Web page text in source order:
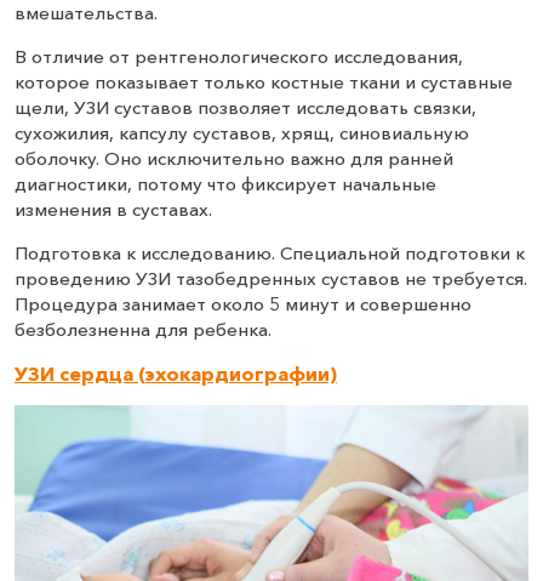
вмешательства.
В отличие от рентгенологического исследования,
которое показывает только костные ткани и суставные
щели, УЗИ суставов позволяет исследовать связки,
сухожилия, капсулу суставов, хрящ, синовиальную
оболочку. Оно исключительно важно для ранней
диагностики, потому что фиксирует начальные
изменения в суставах.
Подготовка к исследованию. Специальной подготовки к
проведению УЗИ тазобедренных суставов не требуется.
Процедура занимает около 5 минут и совершенно
безболезненна для ребенка.
УЗИ сердца (эхокардиографии)